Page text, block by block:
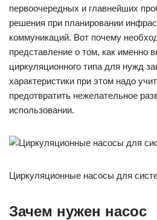
первоочередных и главнейших
решения при планировании
коммуникаций. Вот почему
представление о том, как именно
циркуляционного типа для нужд
характеристики при этом надо
предотвратить нежелательное
использовании.
Циркуляционные насосы для
Зачем нужен насос